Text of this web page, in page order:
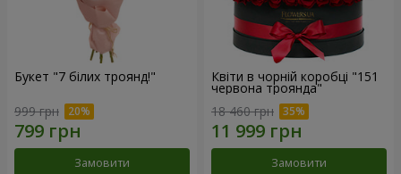
Букет "7 білих троянд!"
999 грн
Замовити
Квіти в чорній коробці "151
червона троянда"
18 460 грн
Замовити